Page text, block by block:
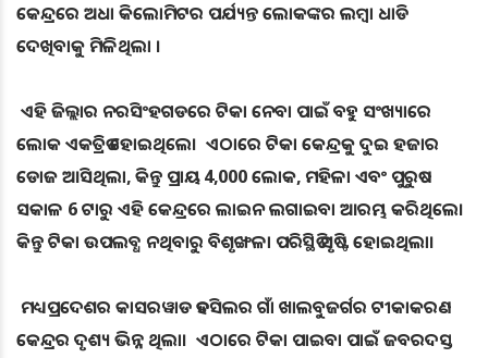
କେନ୍ଦ୍ରରେ ଅଧା କିଲୋମିଟର ପର୍ଯ୍ୟନ୍ତ ଲୋକଙ୍କର ଲମ୍ବା ଧାଡି
ଦେଖିବାକୁ ମିଳିଥିଲା ।
ଏହି ଜିଲ୍ଲାର ନରସିଂହଗଡରେ ଟିକା ନେବା ପାଇଁ ବହୁ ସଂଖ୍ୟାରେ
ଲୋକ ଏକତ୍ରିତ ହୋଇଥିଲେ। ଏଠାରେ ଟିକା କେନ୍ଦ୍ରକୁ ଦୁଇ ହଜାର
ଡୋଜ ଆସିଥିଲା, କିନ୍ତୁ ପ୍ରାୟ 4,000 ଲୋକ, ମହିଳା ଏବଂ ପୁରୁଷ
ସକାଳ 6 ଟାରୁ ଏହି କେନ୍ଦ୍ରରେ ଲାଇନ ଲଗାଇବା ଆରମ୍ଭ କରିଥିଲେ।
କିନ୍ତୁ ଟିକା ଉପଲବ୍ଧ ନଥିବାରୁ ବିଶୃଙ୍ଖଳା ପରିସ୍ଥିତି ସୃଷ୍ଟି ହୋଇଥିଲା।
ମଧ୍ୟପ୍ରଦେଶର କାସରୱାଡ ତହସିଲର ଗାଁ ଖାଲବୁଜର୍ଗର ଟୀକାକରଣ
କେନ୍ଦ୍ରର ଦୃଶ୍ୟ ଭିନ୍ନ ଥିଲା। ଏଠାରେ ଟିକା ପାଇବା ପାଇଁ ଜବରଦସ୍ତ